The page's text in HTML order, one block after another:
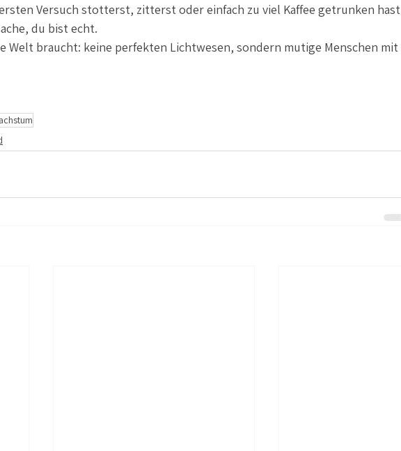
Versuch stotterst, zitterst oder einfach zu viel Kaffee getrunken hast
du bist echt.
Welt braucht: keine perfekten Lichtwesen, sondern mutige Menschen mit